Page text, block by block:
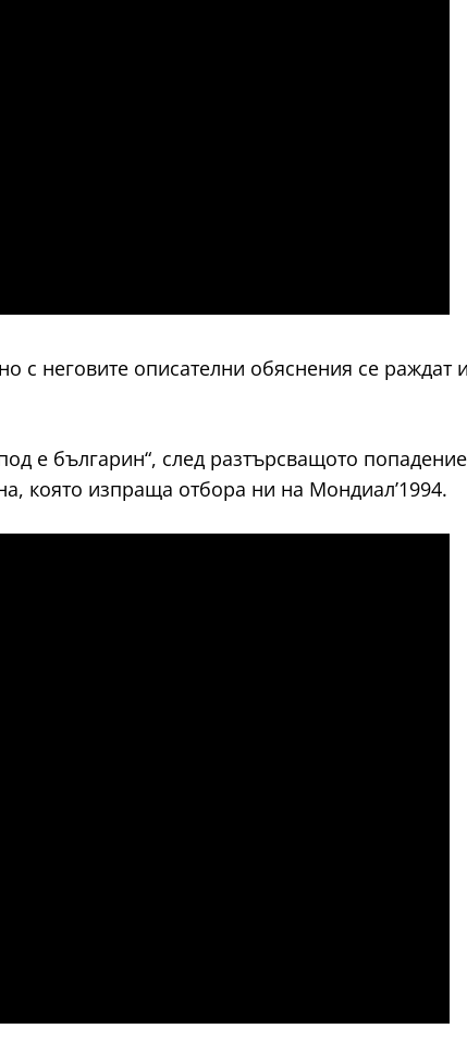
с неговите описателни обяснения се раждат
е българин“, след разтърсващото
която изпраща отбора ни на Мондиал’1994.